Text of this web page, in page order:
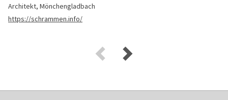
Architekt, Mönchengladbach
https://schrammen.info/